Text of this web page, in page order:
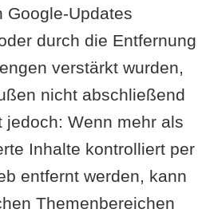
Google-Updates
durch die Entfernung
verstärkt wurden,
nicht abschließend
jedoch: Wenn mehr als
Inhalte kontrolliert per
entfernt werden, kann
Themenbereichen